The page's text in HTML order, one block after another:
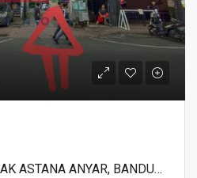
DIJUAL RUMAH CIBADAK ASTANA ANYAR, BANDUNG